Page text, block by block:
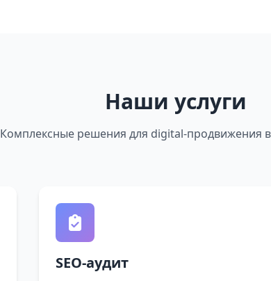
Наши услуги
Комплексные решения для digital-продвижения
SEO-аудит